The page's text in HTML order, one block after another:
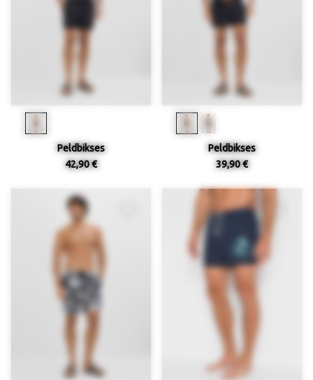
Peldbikses
42,90 €
Peldbikses
39,90 €